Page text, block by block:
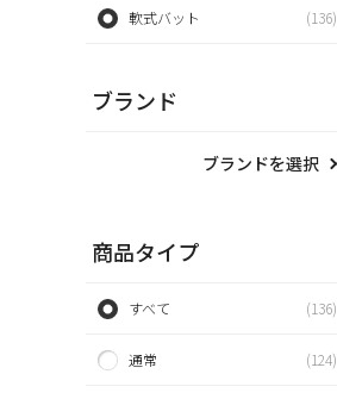
軟式バット (136)
ブランド
ブランドを選択
商品タイプ
すべて (136)
通常 (124)